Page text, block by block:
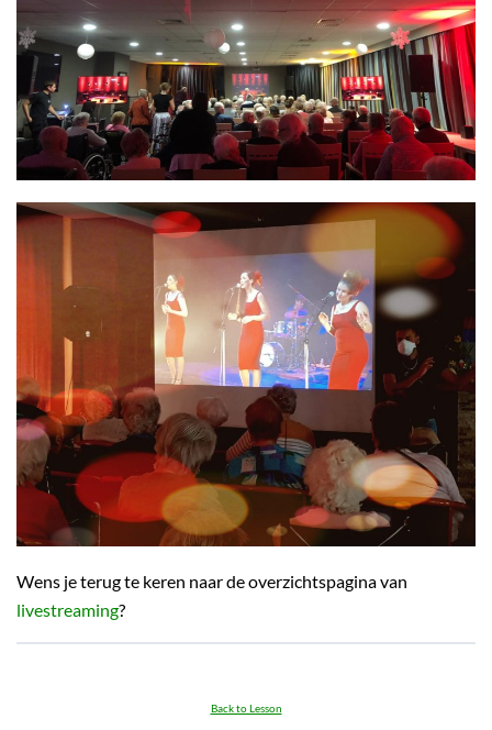
Wens je terug te keren naar de overzichtspagina van
livestreaming?
Back to Lesson